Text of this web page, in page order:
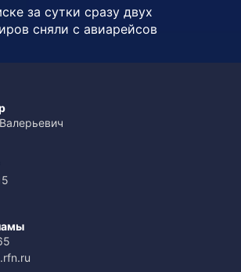
за сутки сразу двух
сняли с авиарейсов